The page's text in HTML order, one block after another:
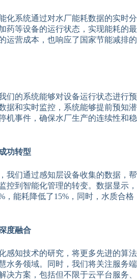
化系统通过对水厂能耗数据的实时分
药等设备的运行状态，实现能耗的最
运营成本，也响应了国家节能减排的
们的系统能够对设备运行状态进行预
据和实时监控，系统能够提前预知潜
机事件，确保水厂生产的连续性和稳
功转型
我们通过感知层设备收集的数据，帮
控到智能化管理的转变。数据显示，
，能耗降低了15%，同时，水质合格
度融合
感知技术的研究，将更多先进的算法
水务领域。同时，我们将关注服务端
决方案，包括但不限于云平台服务、